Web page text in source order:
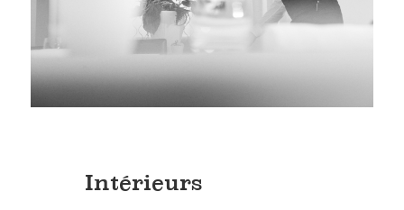
Intérieurs